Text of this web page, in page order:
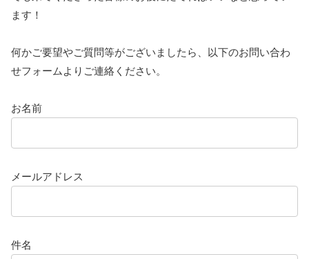
ます！
何かご要望やご質問等がございましたら、以下のお問い合わ
せフォームよりご連絡ください。
お名前
メールアドレス
件名